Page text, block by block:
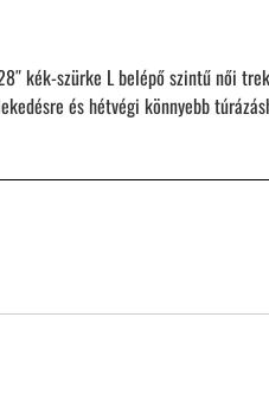
kék-szürke L belépő szintű női
és hétvégi könnyebb